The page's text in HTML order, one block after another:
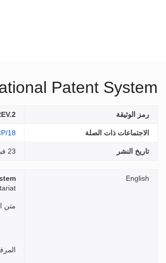
Patent System
رمز الوثيقة
الاجتماعات ذات الصلة 18
تاريخ النشر 23 فبراير 2012
English
متن